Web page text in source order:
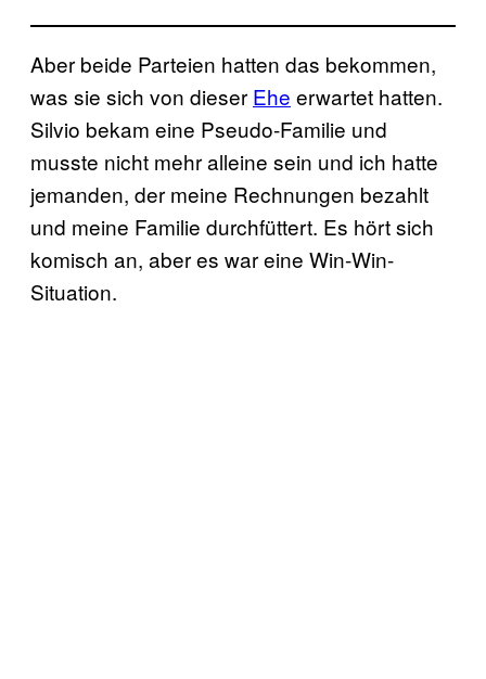
Aber beide Parteien hatten das bekommen,
was sie sich von dieser Ehe erwartet hatten.
Silvio bekam eine Pseudo-Familie und
musste nicht mehr alleine sein und ich hatte
jemanden, der meine Rechnungen bezahlt
und meine Familie durchfüttert. Es hört sich
komisch an, aber es war eine Win-Win-
Situation.